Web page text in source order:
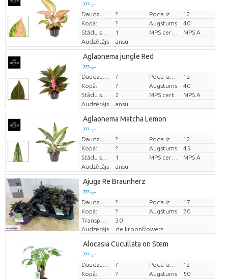
??? -,--
Cena par vienību
?
12
Kopā:
? Augstums
40
Stādu skaits/pods
1
MPS A
Audzētājs
ansu
Aglaonema jungle Red
??? -,--
Cena par vienību
?
12
Kopā:
? Augstums
40
Stādu skaits/pods
2 MPS cert.
MPS A
Audzētājs
ansu
Aglaonema Matcha Lemon
??? -,--
Cena par vienību
?
12
Kopā:
? Augstums
45
Stādu skaits/pods
1
MPS A
Audzētājs
ansu
Ajuga Re Braunherz
??? -,--
Cena par vienību
?
17
Kopā:
? Augstums
20
30
Audzētājs
de kroonflowers
Alocasia Cucullata on Stem
??? -,--
Cena par vienību
?
12
Kopā:
? Augstums
50